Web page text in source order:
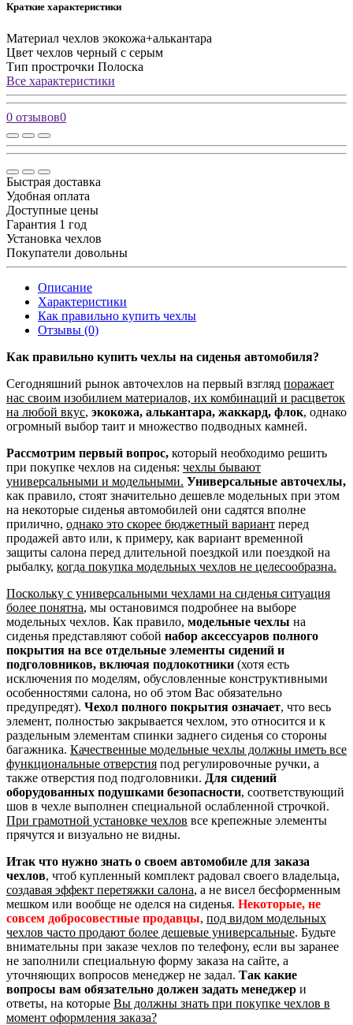
Краткие характеристики
Материал чехлов экокожа+алькантара
Цвет чехлов черный с серым
Тип прострочки Полоска
Все характеристики
0 отзывов0
Быстрая доставка
Удобная оплата
Доступные цены
Гарантия 1 год
Установка чехлов
Покупатели довольны
Описание
Характеристики
Как правильно купить чехлы
Отзывы (0)
Как правильно купить чехлы на сиденья автомобиля?
Сегодняшний рынок авточехлов на первый взгляд поражает
нас своим изобилием материалов, их комбинаций и расцветок
на любой вкус, экокожа, алькантара, жаккард, флок, однако
огромный выбор таит и множество подводных камней.
Рассмотрим первый вопрос, который необходимо решить
при покупке чехлов на сиденья: чехлы бывают
универсальными и модельными. Универсальные авточехлы,
как правило, стоят значительно дешевле модельных при этом
на некоторые сиденья автомобилей они садятся вполне
прилично, однако это скорее бюджетный вариант перед
продажей авто или, к примеру, как вариант временной
защиты салона перед длительной поездкой или поездкой на
рыбалку, когда покупка модельных чехлов не целесообразна.
Поскольку с универсальными чехлами на сиденья ситуация
более понятна, мы остановимся подробнее на выборе
модельных чехлов. Как правило, модельные чехлы на
сиденья представляют собой набор аксессуаров полного
покрытия на все отдельные элементы сидений и
подголовников, включая подлокотники (хотя есть
исключения по моделям, обусловленные конструктивными
особенностями салона, но об этом Вас обязательно
предупредят). Чехол полного покрытия означает, что весь
элемент, полностью закрывается чехлом, это относится и к
раздельным элементам спинки заднего сиденья со стороны
багажника. Качественные модельные чехлы должны иметь все
функциональные отверстия под регулировочные ручки, а
также отверстия под подголовники. Для сидений
оборудованных подушками безопасности, соответствующий
шов в чехле выполнен специальной ослабленной строчкой.
При грамотной установке чехлов все крепежные элементы
прячутся и визуально не видны.
Итак что нужно знать о своем автомобиле для заказа
чехлов, чтоб купленный комплект радовал своего владельца,
создавая эффект перетяжки салона, а не висел бесформенным
мешком или вообще не оделся на сиденья. Некоторые, не
совсем добросовестные продавцы, под видом модельных
чехлов часто продают более дешевые универсальные. Будьте
внимательны при заказе чехлов по телефону, если вы заранее
не заполнили специальную форму заказа на сайте, а
уточняющих вопросов менеджер не задал. Так какие
вопросы вам обязательно должен задать менеджер и
ответы, на которые Вы должны знать при покупке чехлов в
момент оформления заказа?